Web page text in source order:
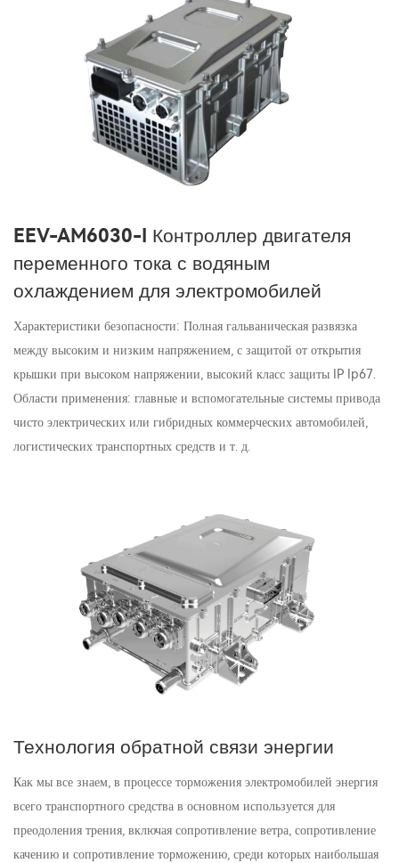
EEV-AM6030-I Контроллер двигателя
переменного тока с водяным
охлаждением для электромобилей
Характеристики безопасности: Полная гальваническая развязка
между высоким и низким напряжением, с защитой от открытия
крышки при высоком напряжении, высокий класс защиты IP Ip67.
Области применения: главные и вспомогательные системы привода
чисто электрических или гибридных коммерческих автомобилей,
логистических транспортных средств и т. д.
Технология обратной связи энергии
Как мы все знаем, в процессе торможения электромобилей энергия
всего транспортного средства в основном используется для
преодоления трения, включая сопротивление ветра, сопротивление
качению и сопротивление торможению, среди которых наибольшая